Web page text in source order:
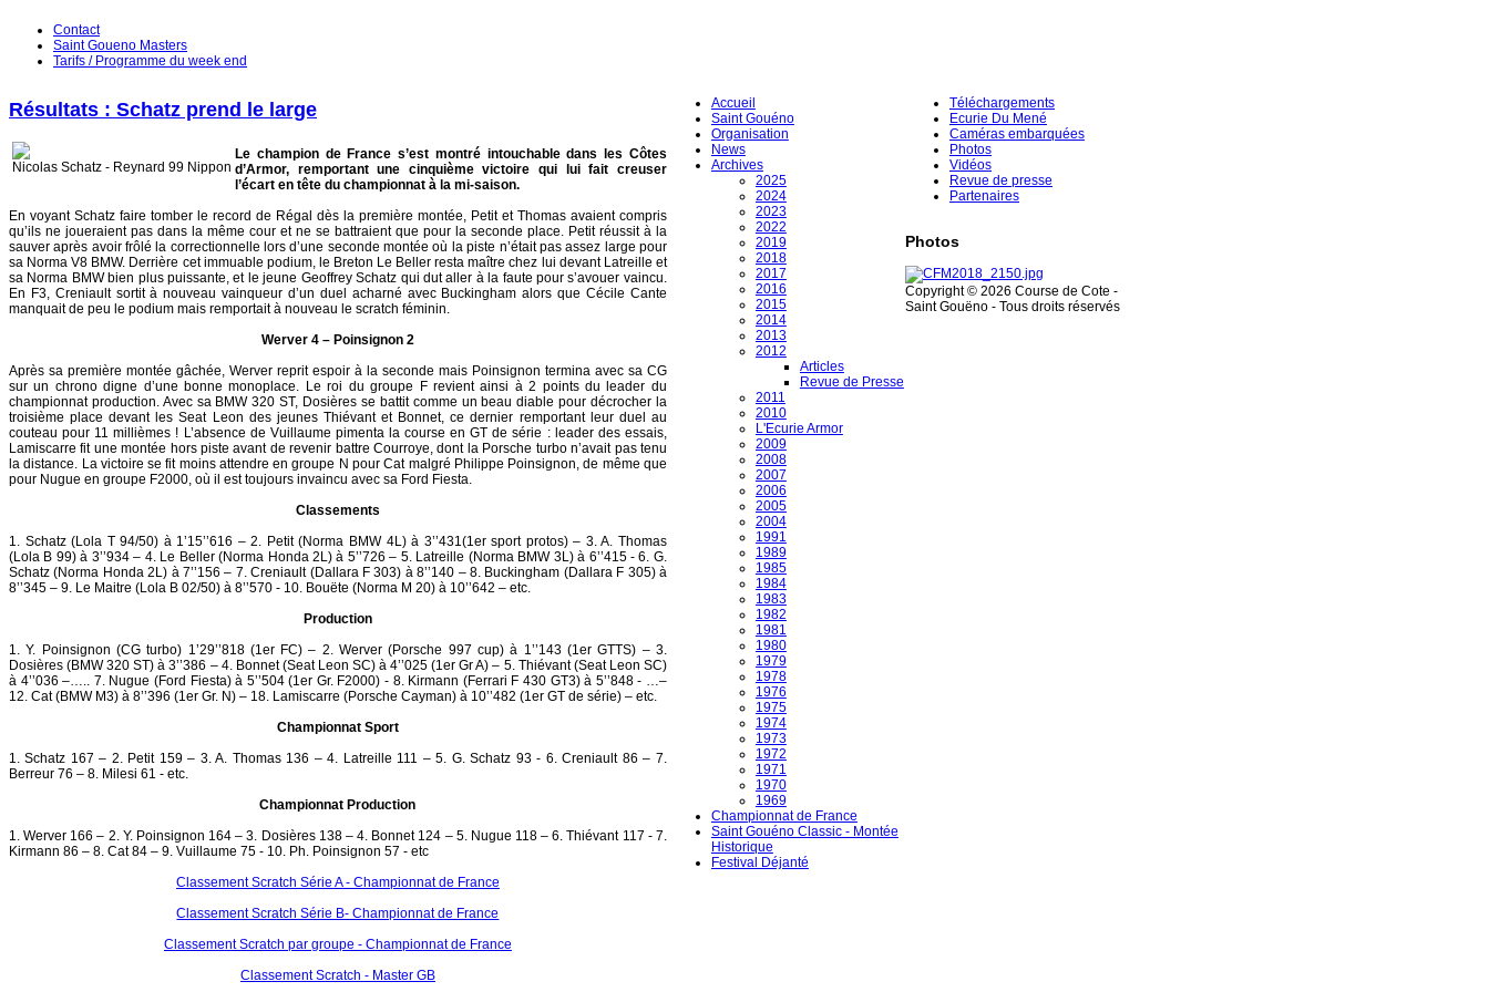
Contact
Saint Goueno Masters
Tarifs / Programme du week end
Résultats : Schatz prend le large
Nicolas Schatz - Reynard 99 Nippon
Le champion de France s’est montré intouchable dans les Côtes
d’Armor, remportant une cinquième victoire qui lui fait creuser
l’écart en tête du championnat à la mi-saison.
En voyant Schatz faire tomber le record de Régal dès la première montée, Petit et Thomas avaient compris
qu’ils ne joueraient pas dans la même cour et ne se battraient que pour la seconde place. Petit réussit à la
sauver après avoir frôlé la correctionnelle lors d’une seconde montée où la piste n’était pas assez large pour
sa Norma V8 BMW. Derrière cet immuable podium, le Breton Le Beller resta maître chez lui devant Latreille et
sa Norma BMW bien plus puissante, et le jeune Geoffrey Schatz qui dut aller à la faute pour s’avouer vaincu.
En F3, Creniault sortit à nouveau vainqueur d’un duel acharné avec Buckingham alors que Cécile Cante
manquait de peu le podium mais remportait à nouveau le scratch féminin.
Werver 4 – Poinsignon 2
Après sa première montée gâchée, Werver reprit espoir à la seconde mais Poinsignon termina avec sa CG
sur un chrono digne d’une bonne monoplace. Le roi du groupe F revient ainsi à 2 points du leader du
championnat production. Avec sa BMW 320 ST, Dosières se battit comme un beau diable pour décrocher la
troisième place devant les Seat Leon des jeunes Thiévant et Bonnet, ce dernier remportant leur duel au
couteau pour 11 millièmes ! L’absence de Vuillaume pimenta la course en GT de série : leader des essais,
Lamiscarre fit une montée hors piste avant de revenir battre Courroye, dont la Porsche turbo n’avait pas tenu
la distance. La victoire se fit moins attendre en groupe N pour Cat malgré Philippe Poinsignon, de même que
pour Nugue en groupe F2000, où il est toujours invaincu avec sa Ford Fiesta.
Classements
1. Schatz (Lola T 94/50) à 1’15’’616 – 2. Petit (Norma BMW 4L) à 3’’431(1er sport protos) – 3. A. Thomas
(Lola B 99) à 3’’934 – 4. Le Beller (Norma Honda 2L) à 5’’726 – 5. Latreille (Norma BMW 3L) à 6’’415 - 6. G.
Schatz (Norma Honda 2L) à 7’’156 – 7. Creniault (Dallara F 303) à 8’’140 – 8. Buckingham (Dallara F 305) à
8’’345 – 9. Le Maitre (Lola B 02/50) à 8’’570 - 10. Bouëte (Norma M 20) à 10’’642 – etc.
Production
1. Y. Poinsignon (CG turbo) 1’29’’818 (1er FC) – 2. Werver (Porsche 997 cup) à 1’’143 (1er GTTS) – 3.
Dosières (BMW 320 ST) à 3’’386 – 4. Bonnet (Seat Leon SC) à 4’’025 (1er Gr A) – 5. Thiévant (Seat Leon SC)
à 4’’036 –….. 7. Nugue (Ford Fiesta) à 5’’504 (1er Gr. F2000) - 8. Kirmann (Ferrari F 430 GT3) à 5’’848 - …–
12. Cat (BMW M3) à 8’’396 (1er Gr. N) – 18. Lamiscarre (Porsche Cayman) à 10’’482 (1er GT de série) – etc.
Championnat Sport
1. Schatz 167 – 2. Petit 159 – 3. A. Thomas 136 – 4. Latreille 111 – 5. G. Schatz 93 - 6. Creniault 86 – 7.
Berreur 76 – 8. Milesi 61 - etc.
Championnat Production
1. Werver 166 – 2. Y. Poinsignon 164 – 3. Dosières 138 – 4. Bonnet 124 – 5. Nugue 118 – 6. Thiévant 117 - 7.
Kirmann 86 – 8. Cat 84 – 9. Vuillaume 75 - 10. Ph. Poinsignon 57 - etc
Classement Scratch Série A - Championnat de France
Classement Scratch Série B- Championnat de France
Classement Scratch par groupe - Championnat de France
Classement Scratch - Master GB
Accueil
Saint Gouéno
Organisation
News
Archives
2025
2024
2023
2022
2019
2018
2017
2016
2015
2014
2013
2012
Articles
Revue de Presse
2011
2010
L'Ecurie Armor
2009
2008
2007
2006
2005
2004
1991
1989
1985
1984
1983
1982
1981
1980
1979
1978
1976
1975
1974
1973
1972
1971
1970
1969
Championnat de France
Saint Gouéno Classic - Montée
Historique
Festival Déjanté
Téléchargements
Ecurie Du Mené
Caméras embarquées
Photos
Vidéos
Revue de presse
Partenaires
Photos
Copyright © 2026 Course de Cote -
Saint Gouëno - Tous droits réservés